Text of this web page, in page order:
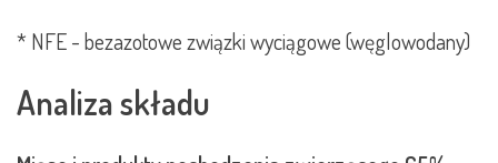
* NFE - bezazotowe związki wyciągowe (węglowodany)
Analiza składu